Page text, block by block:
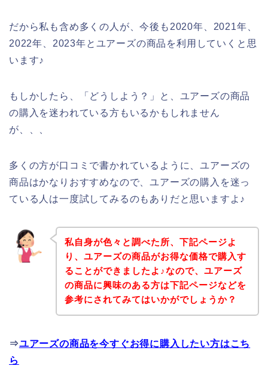
だから私も含め多くの人が、今後も2020年、2021年、
2022年、2023年とユアーズの商品を利用していくと思
います♪
もしかしたら、「どうしよう？」と、ユアーズの商品
の購入を迷われている方もいるかもしれません
が、、、
多くの方が口コミで書かれているように、ユアーズの
商品はかなりおすすめなので、ユアーズの購入を迷っ
ている人は一度試してみるのもありだと思いますよ♪
私自身が色々と調べた所、下記ページよ
り、ユアーズの商品がお得な価格で購入す
ることができましたよ♪なので、ユアーズ
の商品に興味のある方は下記ページなどを
参考にされてみてはいかがでしょうか？
⇒ユアーズの商品を今すぐお得に購入したい方はこち
ら